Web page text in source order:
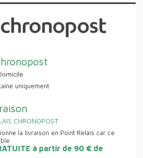
uniquement
CHRONOPOST
la livraison en Point Relais car ce
à partir de 90 € de